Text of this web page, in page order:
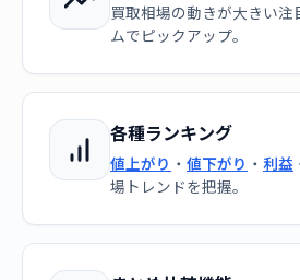
買取相場の動きが大きい注
ムでピックアップ。
各種ランキング
値上がり ・ 値下がり ・ 利益
場トレンドを把握。